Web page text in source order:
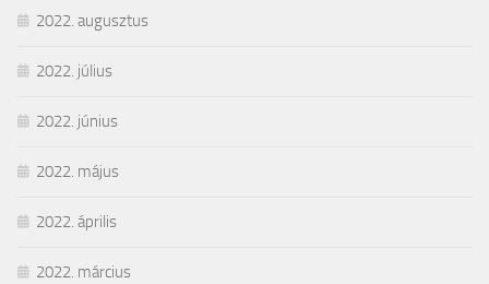
2022. augusztus
2022. július
2022. június
2022. május
2022. április
2022. március